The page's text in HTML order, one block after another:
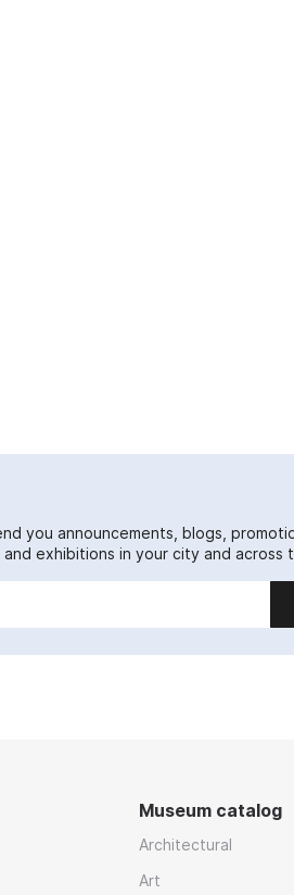
you announcements, blogs,
and exhibitions in your city and across
Museum catalog
Architectural
Art